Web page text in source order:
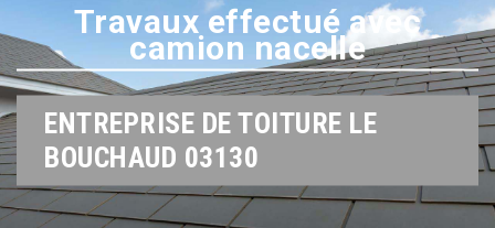
Travaux effectué avec
camion nacelle
ENTREPRISE DE TOITURE LE
BOUCHAUD 03130